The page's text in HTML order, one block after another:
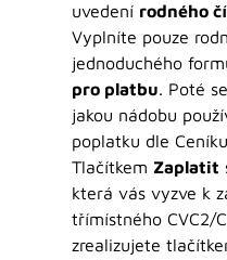
uvedení rodného
Vyplníte pouze
jednoduchého
pro platbu. Poté
jakou nádobu
poplatku dle
Tlačítkem Zaplatit
která vás vyzve k
třímístného CVC2/
zrealizujete